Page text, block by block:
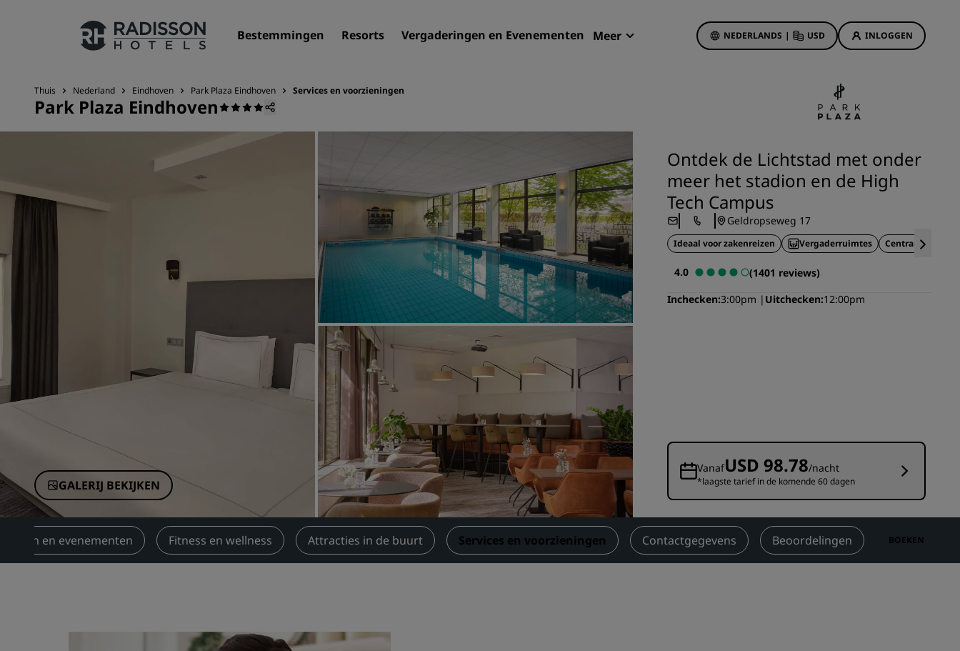
Bestemmingen Resorts Vergaderingen en Evenementen Meer NEDERLANDS | USD INLOGGEN
Onze merken
Gelieerde merken in China
Serviceappartementen
Luchthavenhotels
Nieuwe toekomstige hotels
Vergaderingen en
evenementen
Ontdek Radisson Meetings
Boek een vergaderruimte
Een offerte aanvragen
Evenementbestemmingen
Vluchten zoeken
Vluchten zoeken
Dineren
Zoek een restaurant
Hotelaanbiedingen
Het is direct raak
Deals of the Day
Vooruitboeken
Bekijk onze arrangementen
Reisideeën
Gezinsvriendelijke hotels
Bezoek onze blog
Radisson Rewards
Ontdek Radisson Rewards
Voordelen
Hoe u punten kunt gebruiken
Thuis Nederland Eindhoven Park Plaza Eindhoven Services en voorzieningen
Park Plaza Eindhoven
GALERIJ BEKIJKEN
Ontdek de Lichtstad met onder
meer het stadion en de High
Tech Campus
Geldropseweg 17
Ideaal voor zakenreizen Vergaderruimtes Centrale locatie
4.0
(1401 reviews)
Inchecken 3:00pm Uitchecken 12:00pm
VanafUSD 98.78/nacht
*laagste tarief in de komende 60 dagen
en evenementen Fitness en wellness Attracties in de buurt Services en voorzieningen Contactgegevens Beoordelingen BOEKEN